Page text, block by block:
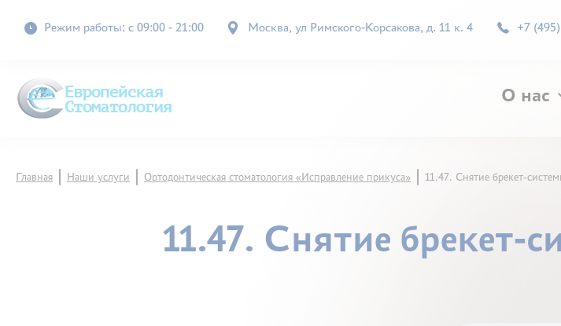
Режим работы: с 09:00 - 21:00 Москва, ул Римского-Корсакова, д. 11 к. 4 +7
О нас
Главная Наши услуги Ортодонтическая стоматология «Исправление прикуса» 11.47. Снятие брекет-
11.47. Снятие брекет-